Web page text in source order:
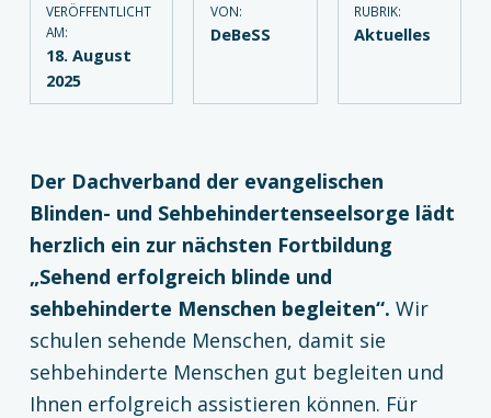
VERÖFFENTLICHT
AM:
18. August
2025
VON:
DeBeSS
RUBRIK:
Aktuelles
Der Dachverband der evangelischen
Blinden- und Sehbehindertenseelsorge lädt
herzlich ein zur nächsten Fortbildung
„Sehend erfolgreich blinde und
sehbehinderte Menschen begleiten“. Wir
schulen sehende Menschen, damit sie
sehbehinderte Menschen gut begleiten und
Ihnen erfolgreich assistieren können. Für